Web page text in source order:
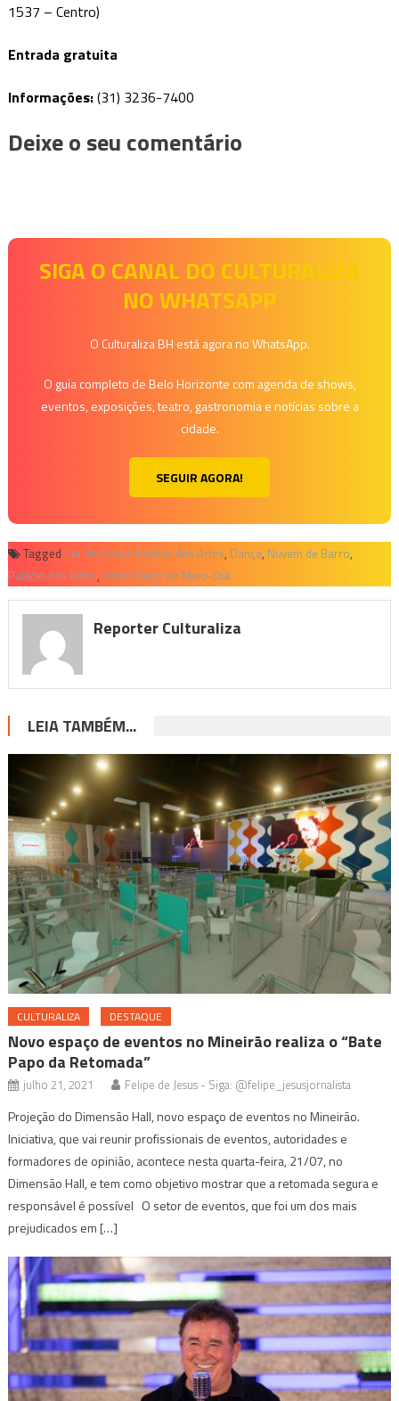
1537 – Centro)
Entrada gratuita
Informações:(31) 3236-7400
Deixe o seu comentário
SIGA O CANAL DO CULTURALIZA
NO WHATSAPP
O Culturaliza BH está agora no WhatsApp.
O guia completo de Belo Horizonte com agenda de shows,
eventos, exposições, teatro, gastronomia e notícias sobre a
cidade.
SEGUIR AGORA!
Tagged Cia. de Dança Palácio das Artes, Dança, Nuvem de Barro,
Palácio das Artes, série Dança ao Meio-Dia
Reporter Culturaliza
LEIA TAMBÉM...
CULTURALIZA DESTAQUE
Novo espaço de eventos no Mineirão realiza o “Bate
Papo da Retomada”
julho 21, 2021 Felipe de Jesus - Siga: @felipe_jesusjornalista
Projeção do Dimensão Hall, novo espaço de eventos no Mineirão.
Iniciativa, que vai reunir profissionais de eventos, autoridades e
formadores de opinião, acontece nesta quarta-feira, 21/07, no
Dimensão Hall, e tem como objetivo mostrar que a retomada segura e
responsável é possível O setor de eventos, que foi um dos mais
prejudicados em […]